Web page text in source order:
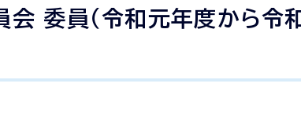
委員（令和元年度から令